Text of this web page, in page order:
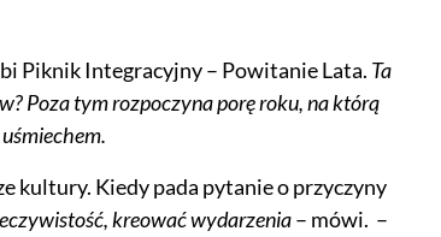
Piknik Integracyjny – Powitanie Lata. Ta
Poza tym rozpoczyna porę roku, na którą
kultury. Kiedy pada pytanie o przyczyny
kreować wydarzenia– mówi. –